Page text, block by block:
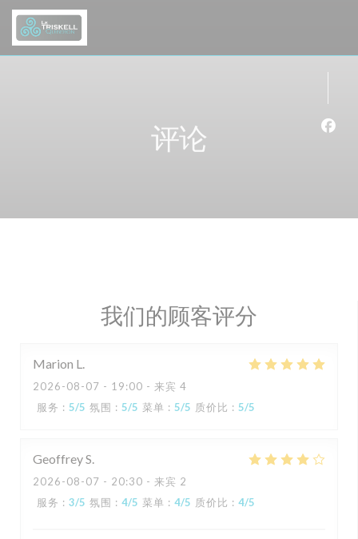
Cookie管理面板
评论
我们的顾客评分
Marion L
2026-08-07 - 19:00 - 来宾 4
服务 : 5/5 氛围 : 5/5 菜单 : 5/5 质价比 : 5/5
GeoffreyS
2026-08-07 - 20:30 - 来宾 2
服务 : 3/5 氛围 : 4/5 菜单 : 4/5 质价比 : 4/5